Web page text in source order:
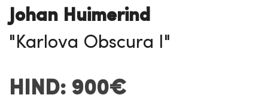
Johan Huimerind
"Karlova Obscura I"
HIND: 900€